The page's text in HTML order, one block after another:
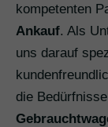
kompetenten
Ankauf. Als
uns darauf
die